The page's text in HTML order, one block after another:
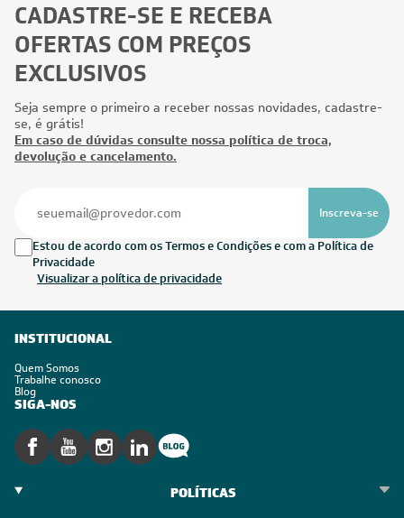
CADASTRE-SE E RECEBA
OFERTAS COM PREÇOS
EXCLUSIVOS
Seja sempre o primeiro a receber nossas novidades, cadastre-
se, é grátis!
Em caso de dúvidas consulte nossa política de troca,
devolução e cancelamento.
Inscreva-se
Estou de acordo com os Termos e Condições e com a Política de
Privacidade
Visualizar a política de privacidade
INSTITUCIONAL
Quem Somos
Trabalhe conosco
Blog
SIGA-NOS
POLÍTICAS